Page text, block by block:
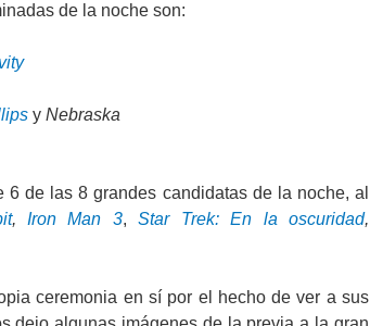
de la noche son:
y Nebraska
de las 8 grandes candidatas de la noche, al
, Iron Man 3,Star Trek: En la oscuridad,
ceremonia en sí por el hecho de ver a sus